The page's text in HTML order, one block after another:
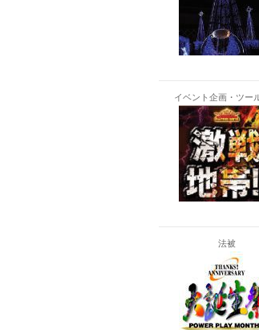
イベント企画・ツー
法被